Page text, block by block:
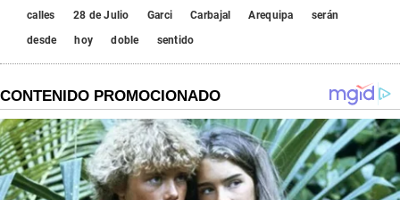
calles 28 de Julio Garci Carbajal Arequipa
serán
desde
hoy doble sentido